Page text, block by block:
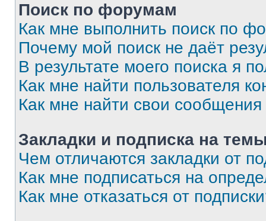
Поиск по форумам
Как мне выполнить поиск по
Почему мой поиск не даёт
В результате моего поиска я
Как мне найти пользователя
Как мне найти свои
Закладки и подписка на
Чем отличаются закладки от
Как мне подписаться на
Как мне отказаться от